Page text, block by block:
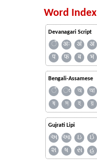
Word Index
Devanagari Script
ँ अः अं अ
प
फ ब भ
Bengali-Assamese
ঁ ং অ আ
ষ
স হ য়
Gujrati Lipi
અ આ ઇ ઈ
શ
ષ સ હ